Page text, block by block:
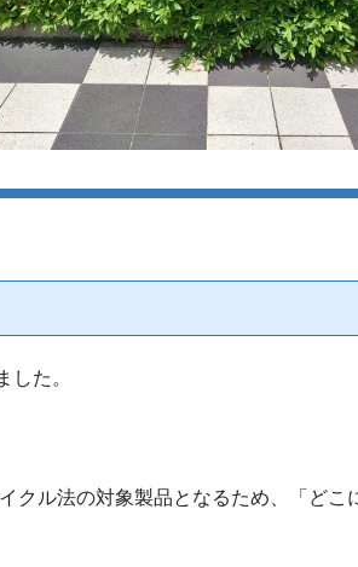
た。
クル法の対象製品となるため、「どこ